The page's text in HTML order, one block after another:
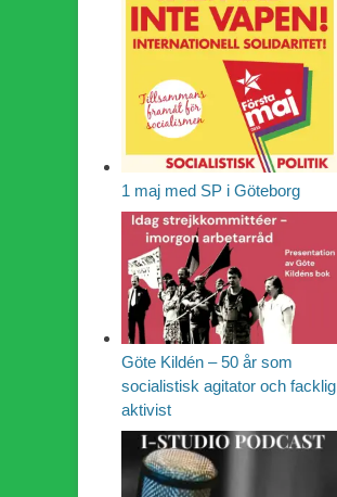
1 maj med SP i Göteborg
Göte Kildén – 50 år som
socialistisk agitator och facklig
aktivist